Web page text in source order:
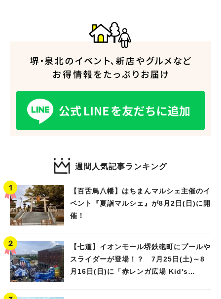
週間人気記事ランキング
【百舌鳥八幡】はちまんマルシェ主催のイ
ベント『夏詣マルシェ』が8月2日(日)に開
催！
【七道】イオンモール堺鉄砲町にプールや
スライダーが登場！？ 7月25日(土)～8
月16日(日)に「赤レンガ広場 Kid's
人気のキーワード
#光明池駅 #なかもず駅
#あなたはどっち？